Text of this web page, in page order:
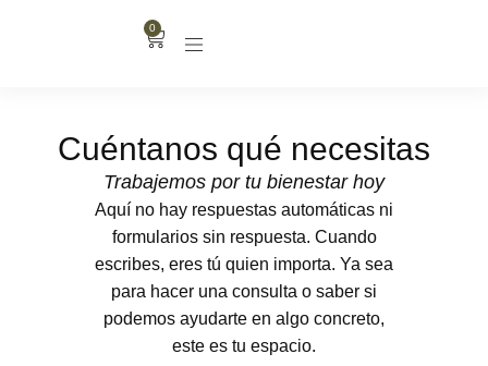
0
Cuéntanos qué necesitas
Trabajemos por tu bienestar hoy
Aquí no hay respuestas automáticas ni
formularios sin respuesta. Cuando
escribes, eres tú quien importa. Ya sea
para hacer una consulta o saber si
podemos ayudarte en algo concreto,
este es tu espacio.